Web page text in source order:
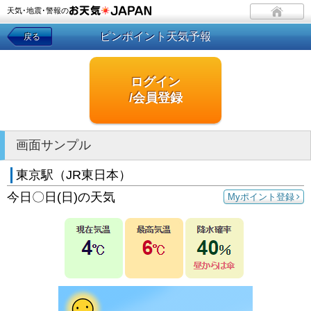
天気･地震･警報の
戻る ピンポイント天気予報
ログイン
/会員登録
画面サンプル
東京駅（JR東日本）
Myポイント登録
今日〇日(日)の天気